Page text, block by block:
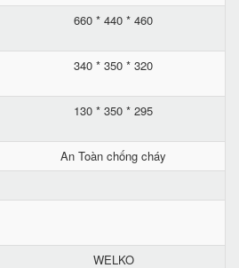
660 * 440 * 460
340 * 350 * 320
130 * 350 * 295
An Toàn chống cháy
WELKO